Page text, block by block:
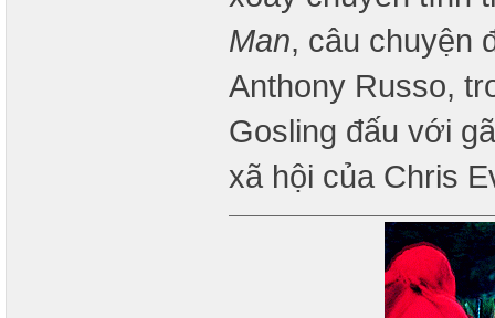
Man, câu chuyện
Anthony Russo,
Gosling đấu với
xã hội của Chris